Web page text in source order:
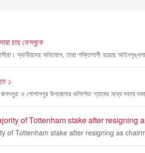
চায় ফেসবুকে
স্থানীয়দের অভিযোগ, তারা শক্তিশালী হয়েছে আইনশৃঙ্খলা
১
ও গোপালপুর উপজেলার গুলিপেঁচা গ্রামের মধ্যে দফায়
of Tottenham stake after resigning
of Tottenham stake after resigning as